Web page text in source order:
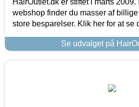
webshop finder du masser af
store besparelser. Klik her for at se
Se udvalget på